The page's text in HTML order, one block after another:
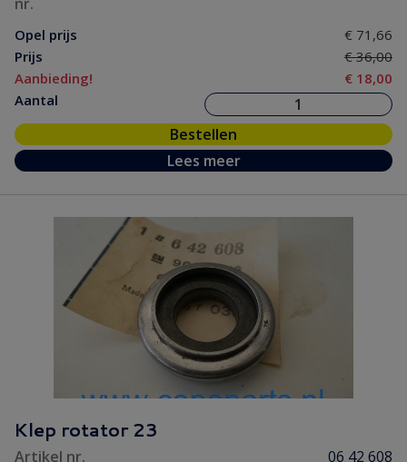
Opel prijs
€ 71,66
Prijs
€ 36,00
Aanbieding!
€ 18,00
Aantal
Bestellen
Lees meer
Klep rotator 23
Artikel nr. 06 42 608